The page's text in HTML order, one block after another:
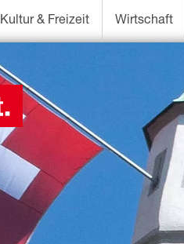
Kultur & Freizeit Wirtschaft